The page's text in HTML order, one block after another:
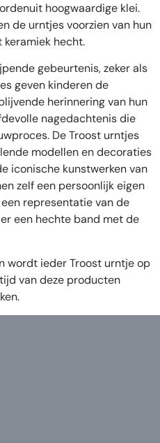
hoogwaardige klei.
de urntjes voorzien van hun
keramiek hecht.
gebeurtenis, zeker als
geven kinderen de
herinnering van hun
nagedachtenis die
De Troost urntjes
modellen en decoraties
iconische kunstwerken van
zelf een persoonlijk eigen
representatie van de
een hechte band met de
wordt ieder Troost urntje op
van deze producten